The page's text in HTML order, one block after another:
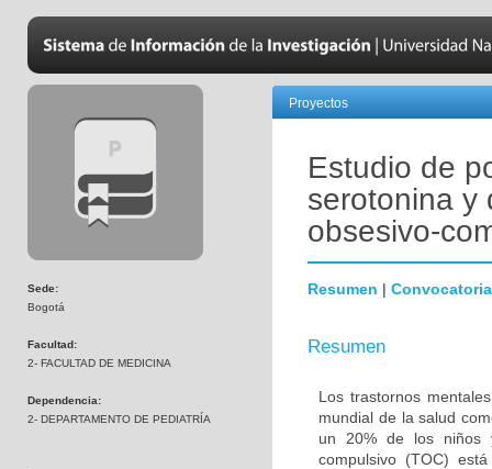
Sede:
Bogotá
Facultad:
2- FACULTAD DE MEDICINA
Dependencia:
2- DEPARTAMENTO DE PEDIATRÍA
Proyectos
Estudio de
serotonina y
obsesivo-
Resumen | Convocatoria
Resumen
Los trastornos
mundial de la salud
un 20% de los niños
compulsivo (TOC)